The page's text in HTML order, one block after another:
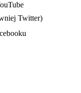
Twitter)